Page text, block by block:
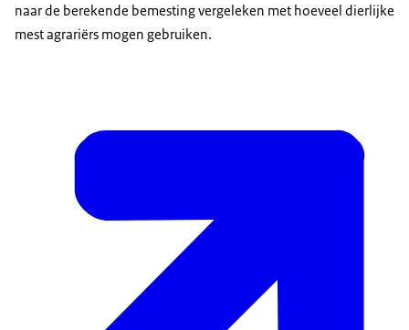
naar de berekende bemesting vergeleken met hoeveel dierlijke
mest agrariërs mogen gebruiken.